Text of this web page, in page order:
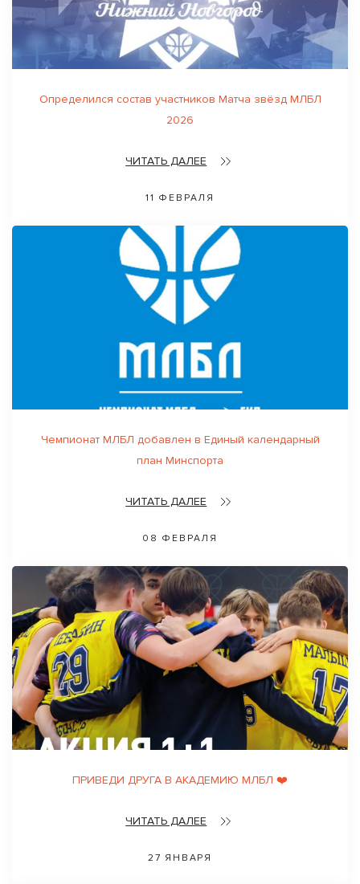
Определился состав участников Матча звёзд МЛБЛ
2026
ЧИТАТЬ ДАЛЕЕ
11 ФЕВРАЛЯ
Чемпионат МЛБЛ добавлен в Единый календарный
план Минспорта
ЧИТАТЬ ДАЛЕЕ
08 ФЕВРАЛЯ
ПРИВЕДИ ДРУГА В АКАДЕМИЮ МЛБЛ ❤️
ЧИТАТЬ ДАЛЕЕ
27 ЯНВАРЯ